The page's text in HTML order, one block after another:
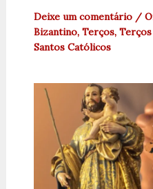
Deixe um comentário /
Bizantino, Terços,
Santos Católicos